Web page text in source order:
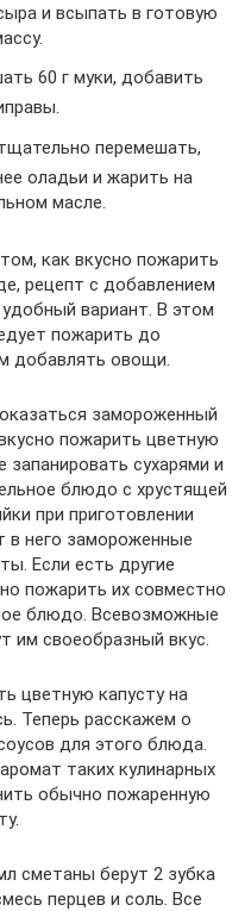
и всыпать в готовую
60 г муки, добавить
перемешать,
оладьи и жарить на
масле.
как вкусно пожарить
рецепт с добавлением
вариант. В этом
пожарить до
добавлять овощи.
замороженный
пожарить цветную
запанировать сухарями и
блюдо с хрустящей
при приготовлении
него замороженные
Если есть другие
пожарить их совместно
блюдо. Всевозможные
им своеобразный вкус.
цветную капусту на
Теперь расскажем о
для этого блюда.
таких кулинарных
обычно пожаренную
сметаны берут 2 зубка
перцев и соль. Все